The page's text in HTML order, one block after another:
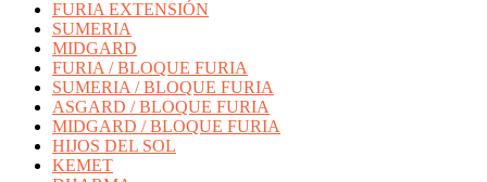
FURIA EXTENSIÓN
SUMERIA
MIDGARD
FURIA / BLOQUE FURIA
SUMERIA / BLOQUE FURIA
ASGARD / BLOQUE FURIA
MIDGARD / BLOQUE FURIA
HIJOS DEL SOL
KEMET